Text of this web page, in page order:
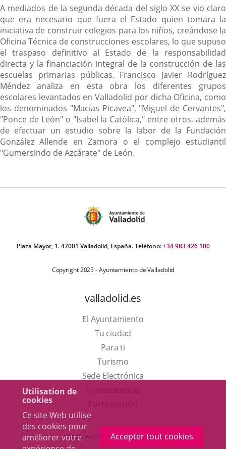
Utilisation de
cookies
Ce site Web utilise
des cookies pour
améliorer votre
Accepter tout cookies
Descripción
A mediados de la segunda década del siglo XX se vio claro
que era necesario que fuera el Estado quien tomara la
iniciativa de construir colegios para los niños, creándose la
Oficina Técnica de construcciones escolares, lo que supuso
el traspaso definitivo al Estado de la responsabilidad
directa y la financiación integral de la construcción de las
escuelas primarias públicas. Francisco Javier Rodríguez
Méndez analiza en esta obra los diferentes grupos
escolares levantados en Valladolid por dicha Oficina, como
los denominados "Macías Picavea", "Miguel de Cervantes",
"Ponce de León" o "Isabel la Católica," entre otros, además
de efectuar un estudio sobre la labor de la Fundación
González Allende en Zamora o el complejo estudiantil
"Gumersindo de Azcárate" de León.
Plaza Mayor, 1. 47001 Valladolid, España. Teléfono:+34 983 426 100
Copyright 2025 - Ayuntamiento de Valladolid
valladolid.es
El Ayuntamiento
Tu ciudad
Para ti
TurismoEste
enlace
una
ventana
Sede Electrónica
externa.
Otras webs del ayuntamiento